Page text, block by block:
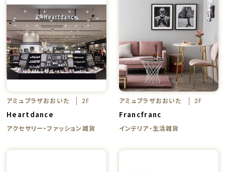
アミュプラザおおいた 2F
Heartdance
アクセサリー・ファッション雑貨
アミュプラザおおいた 2F
Francfranc
インテリア・生活雑貨